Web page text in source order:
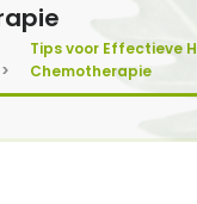
>
Tips voor Effectieve
Chemotherapie